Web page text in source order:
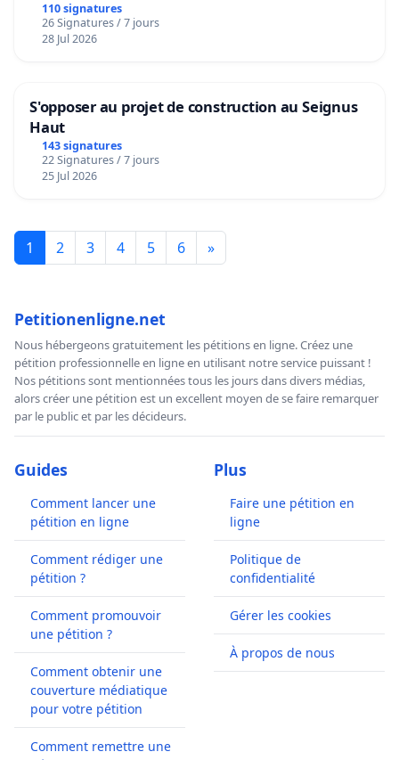
110 signatures
26 Signatures / 7 jours
28 Jul 2026
S'opposer au projet de construction au Seignus
Haut
143 signatures
22 Signatures / 7 jours
25 Jul 2026
1 2 3 4 5 6 »
Petitionenligne.net
Nous hébergeons gratuitement les pétitions en ligne. Créez une
pétition professionnelle en ligne en utilisant notre service puissant !
Nos pétitions sont mentionnées tous les jours dans divers médias,
alors créer une pétition est un excellent moyen de se faire remarquer
par le public et par les décideurs.
Guides
Comment lancer une
pétition en ligne
Comment rédiger une
pétition ?
Comment promouvoir
une pétition ?
Comment obtenir une
couverture médiatique
pour votre pétition
Comment remettre une
Plus
Faire une pétition en
ligne
Politique de
confidentialité
Gérer les cookies
À propos de nous